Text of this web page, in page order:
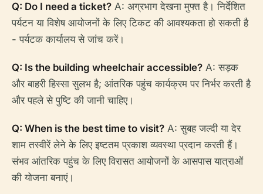
Q: Do I need a ticket? A: अग्रभाग देखना मुफ्त है। निर्देशित
पर्यटन या विशेष आयोजनों के लिए टिकट की आवश्यकता हो सकती है
- पर्यटक कार्यालय से जांच करें।
Q: Is the building wheelchair accessible? A: सड़क
और बाहरी हिस्सा सुलभ है; आंतरिक पहुंच कार्यक्रम पर निर्भर करती है
और पहले से पुष्टि की जानी चाहिए।
Q: When is the best time to visit? A: सुबह जल्दी या देर
शाम तस्वीरें लेने के लिए इष्टतम प्रकाश व्यवस्था प्रदान करती हैं।
संभव आंतरिक पहुंच के लिए विरासत आयोजनों के आसपास यात्राओं
की योजना बनाएं।